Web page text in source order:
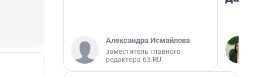
Александра Исмайлова
заместитель главного
редактора 63.RU